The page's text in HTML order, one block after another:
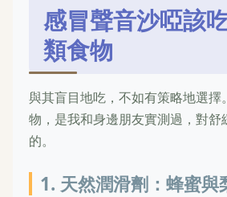
感冒聲音沙啞該
類食物
與其盲目地吃，不如有策略地選擇
物，是我和身邊朋友實測過，對舒
的。
1. 天然潤滑劑：蜂蜜與